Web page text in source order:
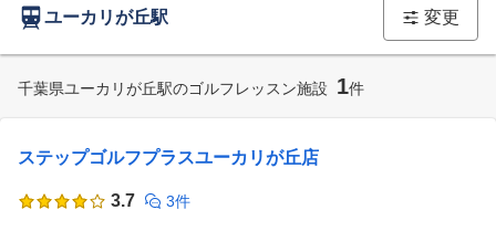
ユーカリが丘駅 変更
千葉県ユーカリが丘駅のゴルフレッスン施設 1件
ステップゴルフプラスユーカリが丘店
3.7 3件